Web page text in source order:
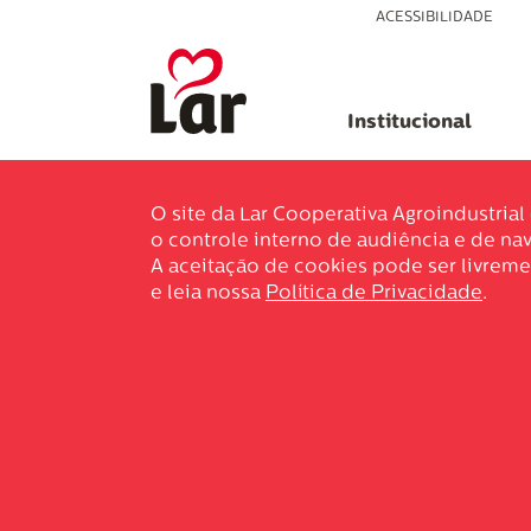
ACESSIBILIDADE
Institucional
O site da Lar Cooperativa
o controle interno de audiência e de
A aceitação de cookies pode ser
e leia nossa Política de Privacidade.